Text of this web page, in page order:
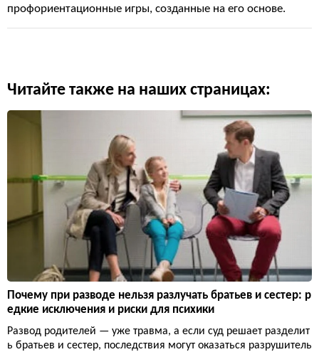
профориентационные игры, созданные на его основе.
Читайте также на наших страницах:
Почему при разводе нельзя разлучать братьев и сестер: р
едкие исключения и риски для психики
Развод родителей — уже травма, а если суд решает разделит
ь братьев и сестер, последствия могут оказаться разрушитель